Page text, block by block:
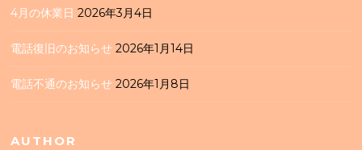
4月の休業日 2026年3月4日
電話復旧のお知らせ 2026年1月14日
電話不通のお知らせ 2026年1月8日
AUTHOR